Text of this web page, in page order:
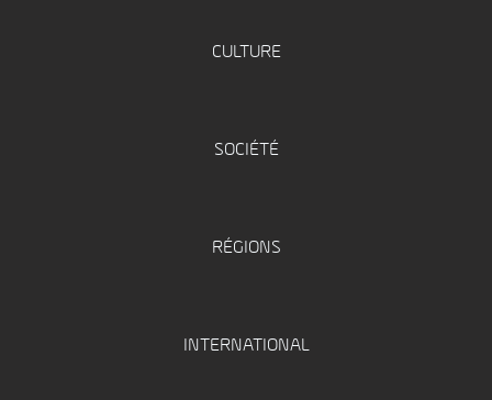
CULTURE
SOCIÉTÉ
RÉGIONS
INTERNATIONAL